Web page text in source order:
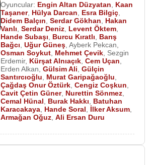
Oyuncular: Engin Altan Düzyatan
Kaan
Taşaner, Hülya Darcan Esra Bilgiç
Didem Balçın Serdar Gökhan
Hakan
Vanlı Serdar Deniz Levent Öktem
Hande Subaşı
Burcu Kıratlı
Barış
Bağcı Uğur Güneş Ayberk Pekcan
Osman Soykut Mehmet Çevik Sezgin
Erdemir, Kürşat Alnıaçık Cem Uçan
Erden Alkan Gülsim Ali Gülçin
Santırcıoğlu
Murat Garipağaoğlu
Çağdaş Onur Öztürk Cengiz Coşkun
Cavit Çetin Güner, Nurettin Sönmez
Cemal Hünal
Burak Hakkı
Batuhan
Karacakaya Hande Soral İlker Aksum
Armağan Oğuz Ali Ersan Duru